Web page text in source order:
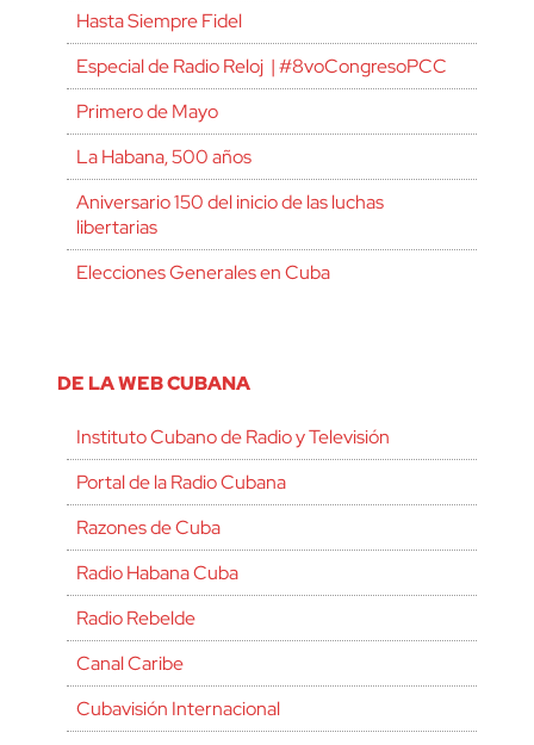
Hasta Siempre Fidel
Especial de Radio Reloj | #8voCongresoPCC
Primero de Mayo
La Habana, 500 años
Aniversario 150 del inicio de las luchas
libertarias
Elecciones Generales en Cuba
DE LA WEB CUBANA
Instituto Cubano de Radio y Televisión
Portal de la Radio Cubana
Razones de Cuba
Radio Habana Cuba
Radio Rebelde
Canal Caribe
Cubavisión Internacional